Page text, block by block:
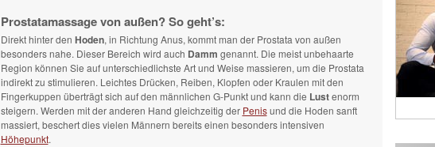
Prostatamassage von außen? So geht’s:
Direkt hinter den Hoden, in Richtung Anus, kommt man der Prostata von außen
besonders nahe. Dieser Bereich wird auch Damm genannt. Die meist unbehaarte
Region können Sie auf unterschiedlichste Art und Weise massieren, um die Prostata
indirekt zu stimulieren. Leichtes Drücken, Reiben, Klopfen oder Kraulen mit den
Fingerkuppen überträgt sich auf den männlichen G-Punkt und kann die Lustenorm
steigern. Werden mit der anderen Hand gleichzeitig der Penisund die Hoden sanft
massiert, beschert dies vielen Männern bereits einen besonders intensiven
Höhepunkt.